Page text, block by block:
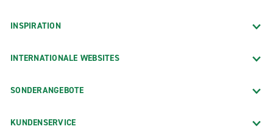
INSPIRATION
INTERNATIONALE WEBSITES
SONDERANGEBOTE
KUNDENSERVICE